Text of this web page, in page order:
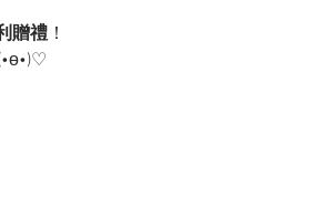
贈禮！